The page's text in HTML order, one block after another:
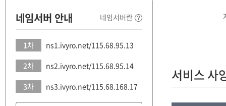
네임서버 안내 네임서버란
1차 ns1.ivyro.net/115.68.95.13
2차 ns2.ivyro.net/115.68.95.14
3차 ns3.ivyro.net/115.68.168.17
서비스 사